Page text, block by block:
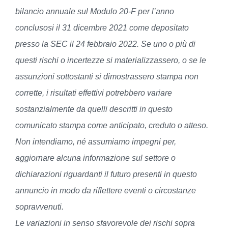
bilancio annuale sul Modulo 20-F per l’anno
conclusosi il 31 dicembre 2021 come depositato
presso la SEC il 24 febbraio 2022. Se uno o più di
questi rischi o incertezze si materializzassero, o se le
assunzioni sottostanti si dimostrassero stampa non
corrette, i risultati effettivi potrebbero variare
sostanzialmente da quelli descritti in questo
comunicato stampa come anticipato, creduto o atteso.
Non intendiamo, né assumiamo impegni per,
aggiornare alcuna informazione sul settore o
dichiarazioni riguardanti il futuro presenti in questo
annuncio in modo da riflettere eventi o circostanze
sopravvenuti.
Le variazioni in senso sfavorevole dei rischi sopra